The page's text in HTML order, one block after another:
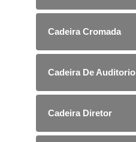
Cadeira Cromada
Cadeira De Auditorio
Cadeira Diretor